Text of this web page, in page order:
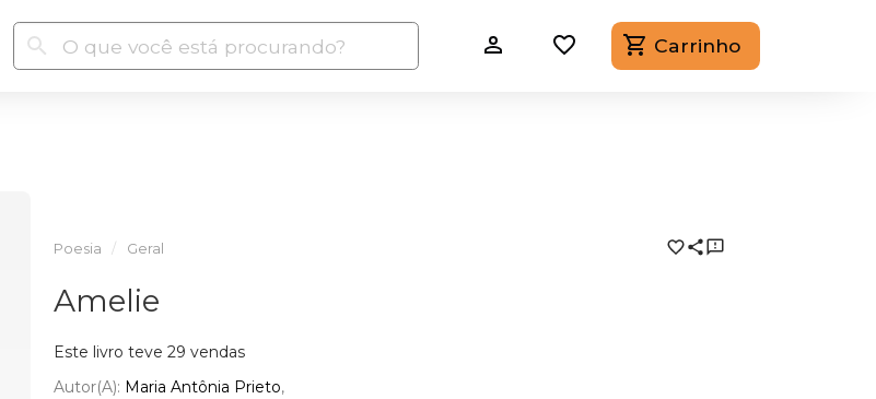
Carrinho
Poesia Geral
Amelie
Este livro teve 29 vendas
Autor(a): Maria Antônia Prieto